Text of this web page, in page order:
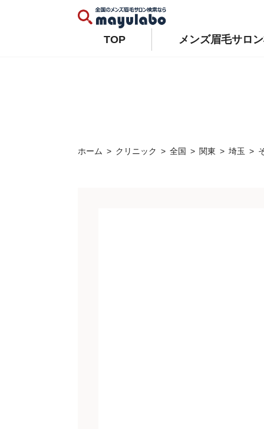
: Constant WP_AUTO_UPDATE_CORE already defined in
: Constant AUTOMATIC_UPDATER_DISABLED already defined in/home/xs679489/
TOP メンズ眉毛サロ
ホーム クリニック 全国 関東 埼玉